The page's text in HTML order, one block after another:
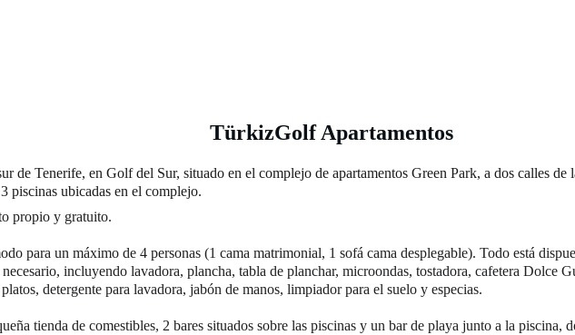
TürkizGolf Apartamentos
de Tenerife, en Golf del Sur, situado en el complejo de apartamentos Green Park, a dos calles de
piscinas ubicadas en el complejo.
propio y gratuito.
para un máximo de 4 personas (1 cama matrimonial, 1 sofá cama desplegable). Todo está
incluyendo lavadora, plancha, tabla de planchar, microondas, tostadora, cafetera
detergente para lavadora, jabón de manos, limpiador para el suelo y especias.
tienda de comestibles, 2 bares situados sobre las piscinas y un bar de playa junto a la piscina,